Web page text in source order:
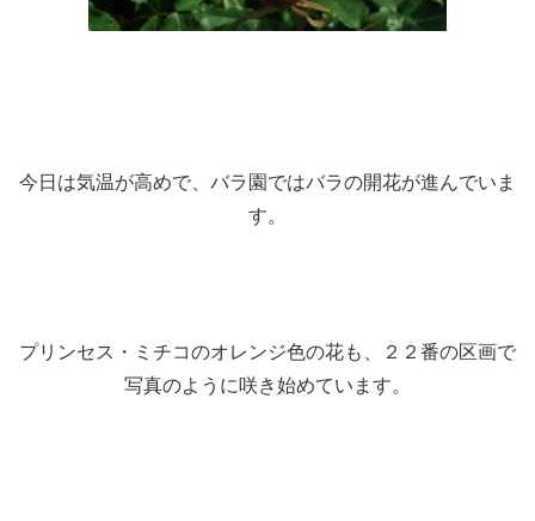
今日は気温が高めで、バラ園ではバラの開花が進んでいま
す。
プリンセス・ミチコのオレンジ色の花も、２２番の区画で
写真のように咲き始めています。